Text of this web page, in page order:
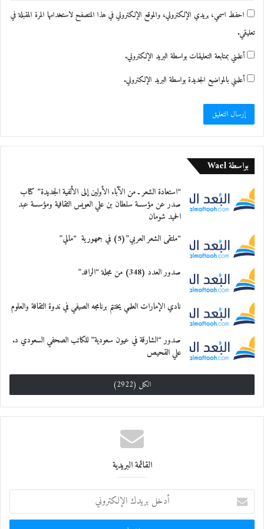
احفظ اسمي، بريدي الإلكتروني، والموقع الإلكتروني في هذا المتصفح لاستخدامها المرة المقبلة في
تعليقي.
أعلمني بمتابعة التعليقات بواسطة البريد الإلكتروني.
أعلمني بالمواضيع الجديدة بواسطة البريد الإلكتروني.
بواسطة Wael
“استعادة الشعر ـ من الآباء الأولين إلى الألفية الجديدة” كتاب
صدر عن مؤسسة سلطان بن علي العويس الثقافية ومؤسسة عبد
الحميد شومان
“ملتقى الشعر العربي”(5) في جمهورية “مالي”
صدور العدد (348) من مجلة “الرافد”
نادي الإمارات العلمي يختتم برنامجه الصيفي في ندوة الثقافة والعلوم
صدور “الشارقة في عيون سعودية” للكاتب الصحفي السعودي د.
علي القحيص
الكل (2922)
القائمة البريدية
خ